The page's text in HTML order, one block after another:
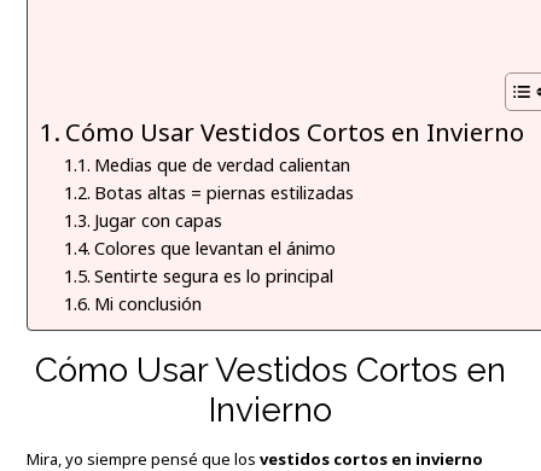
Cómo Usar Vestidos Cortos en Invierno
Medias que de verdad calientan
Botas altas = piernas estilizadas
Jugar con capas
Colores que levantan el ánimo
Sentirte segura es lo principal
Mi conclusión
Cómo Usar Vestidos Cortos en
Invierno
Mira, yo siempre pensé que los vestidos cortos en invierno